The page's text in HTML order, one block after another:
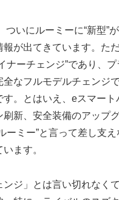
ついにルーミーに“新型”
報が出てきています。た
ナーチェンジ”であり、
全なフルモデルチェンジ
す。とはいえ、eスマート
新、安全装備のアップ
ーミー”と言って差し支
ます。
ンジ」とは言い切れなく